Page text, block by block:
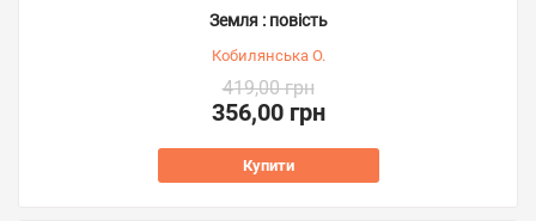
Земля : повість
Кобилянська О.
419,00 грн
356,00 грн
Купити